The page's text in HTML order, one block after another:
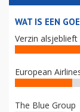
WAT IS EEN
Verzin
European
The Blue Group